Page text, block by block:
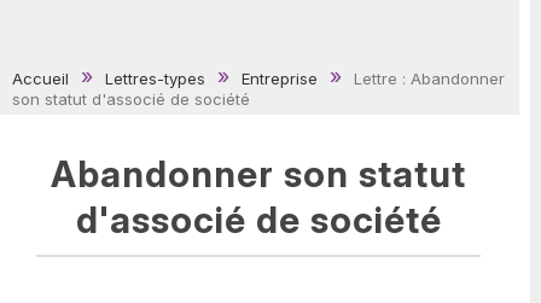
Accueil Lettres-types Entreprise
Lettre : Abandonner
son statut d'associé de société
Abandonner son statut
d'associé de société